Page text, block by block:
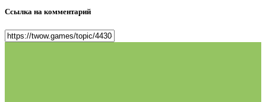
Ссылка на комментарий